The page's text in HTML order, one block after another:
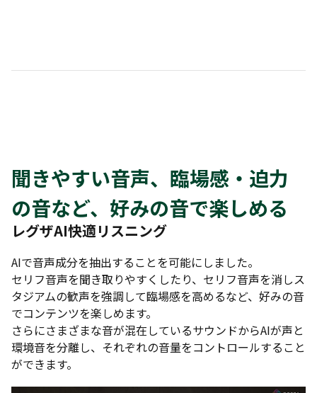
聞きやすい音声、臨場感・迫力
の音など、好みの音で楽しめる
レグザAI快適リスニング
AIで音声成分を抽出することを可能にしました。
セリフ音声を聞き取りやすくしたり、セリフ音声を消しス
タジアムの歓声を強調して臨場感を高めるなど、好みの音
でコンテンツを楽しめます。
さらにさまざまな音が混在しているサウンドからAIが声と
環境音を分離し、それぞれの音量をコントロールすること
ができます。